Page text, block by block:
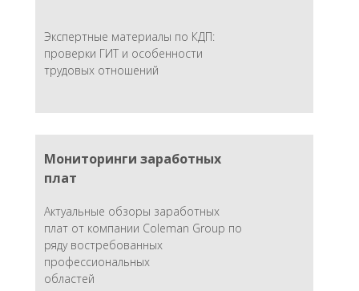
Экспертные материалы по КДП:
проверки ГИТ и особенности
трудовых отношений
Мониторинги заработных
плат
Актуальные обзоры заработных
плат от компании Coleman Group по
ряду востребованных
профессиональных
областей